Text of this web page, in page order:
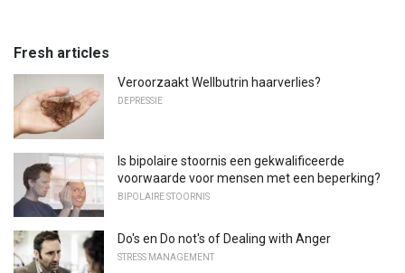
Fresh articles
Veroorzaakt Wellbutrin haarverlies?
DEPRESSIE
Is bipolaire stoornis een gekwalificeerde
voorwaarde voor mensen met een beperking?
BIPOLAIRE STOORNIS
Do's en Do not's of Dealing with Anger
STRESS MANAGEMENT